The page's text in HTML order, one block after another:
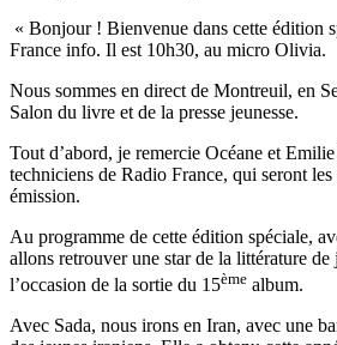
« Bonjour ! Bienvenue dans cette édition
France info. Il est 10h30, au micro Olivia.
Nous sommes en direct de Montreuil, en
Salon du livre et de la presse jeunesse.
Tout d’abord, je remercie Océane et
techniciens de Radio France, qui seront
émission.
Au programme de cette édition spéciale,
allons retrouver une star de la littérature de
l’occasion de la sortie du 15ème album.
Avec Sada, nous irons en Iran, avec une